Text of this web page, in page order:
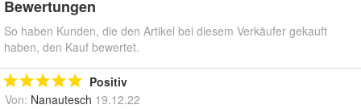
Bewertungen
So haben Kunden, die den Artikel bei diesem Verkäufer gekauft
haben, den Kauf bewertet.
Positiv
Von: Nanautesch 19.12.22